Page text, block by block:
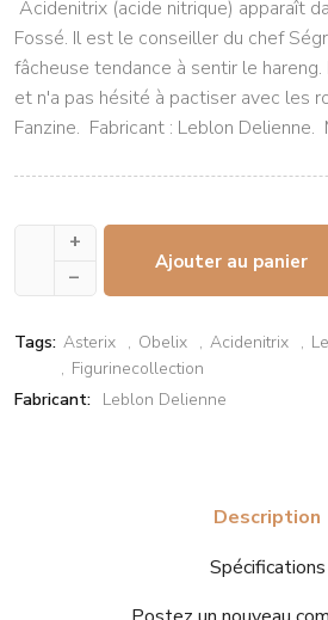
Acidenitrix (acide nitrique) apparaît
Fossé. Il est le conseiller du chef
fâcheuse tendance à sentir le
et n'a pas hésité à pactiser avec les
Fanzine. Fabricant : Leblon Delienne.
+
–
Ajouter au panier
Tags: Asterix Obelix Acidenitrix
Figurinecollection
Fabricant: Leblon Delienne
Description
Spécifications